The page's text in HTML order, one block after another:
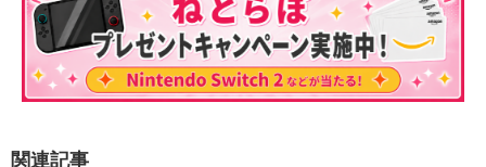
関連記事